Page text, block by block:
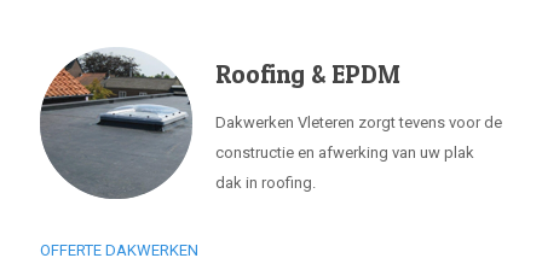
Roofing & EPDM
Dakwerken Vleteren zorgt tevens voor de
constructie en afwerking van uw plak
dak in roofing.
OFFERTE DAKWERKEN